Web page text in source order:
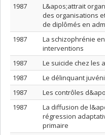
1987
L&apos;attrait
des organisations
de diplômés en
1987
La schizophrénie
interventions
1987
Le suicide chez les
1987
Le délinquant
1987
Les contrôles
1987
La diffusion de
régression
primaire